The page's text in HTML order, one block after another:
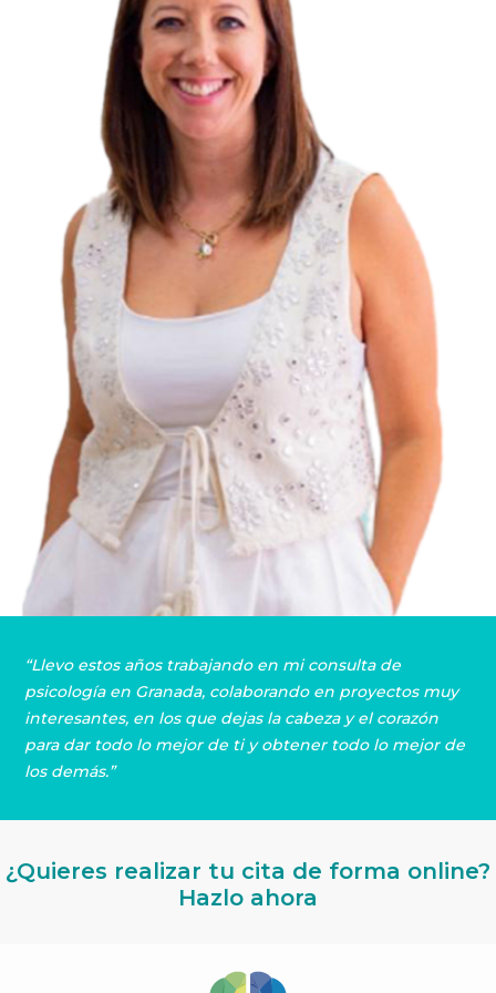
“Llevo estos años trabajando en mi consulta de
psicología en Granada, colaborando en proyectos muy
interesantes, en los que dejas la cabeza y el corazón
para dar todo lo mejor de ti y obtener todo lo mejor de
los demás.”
¿Quieres realizar tu cita de forma online?
Hazlo ahora